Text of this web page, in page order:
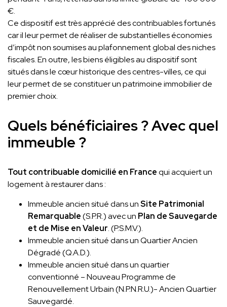
€.
Ce dispositif est très apprécié des contribuables fortunés
car il leur permet de réaliser de substantielles économies
d’impôt non soumises au plafonnement global des niches
fiscales. En outre, les biens éligibles au dispositif sont
situés dans le cœur historique des centres-villes, ce qui
leur permet de se constituer un patrimoine immobilier de
premier choix.
Quels bénéficiaires ? Avec quel
immeuble ?
Tout contribuable domicilié en Francequi acquiert un
logement à restaurer dans :
Immeuble ancien situé dans unSite Patrimonial
Remarquable(S.P.R.) avec un Plan de Sauvegarde
et de Mise en Valeur. (P.S.M.V.).
Immeuble ancien situé dans un Quartier Ancien
Dégradé (Q.A.D.).
Immeuble ancien situé dans un quartier
conventionné – Nouveau Programme de
Renouvellement Urbain (N.P.N.R.U.)- Ancien Quartier
Sauvegardé.